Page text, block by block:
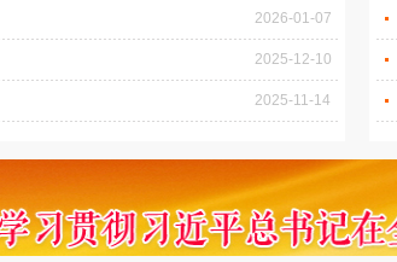
2026-01-07
2025-12-10
2025-11-14